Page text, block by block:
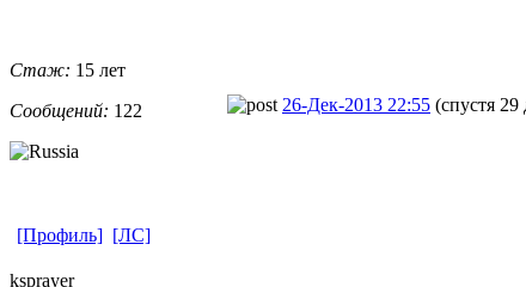
Стаж: 15 лет
Сообщений: 122 26-Дек-2013 22:55 (спустя 29
[Профиль] [ЛС]
ksprayer